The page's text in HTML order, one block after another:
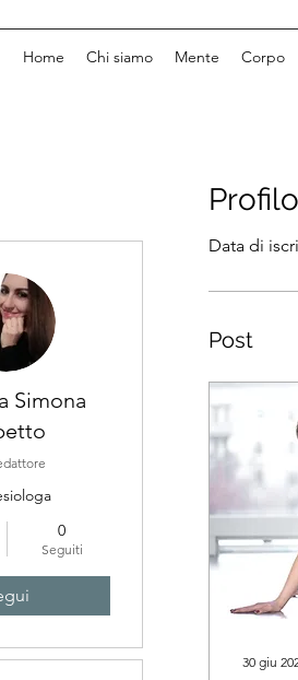
Home Chi siamo Mente Corpo
Profilo
Data di
Post
30 giu
Simona
0
Seguiti